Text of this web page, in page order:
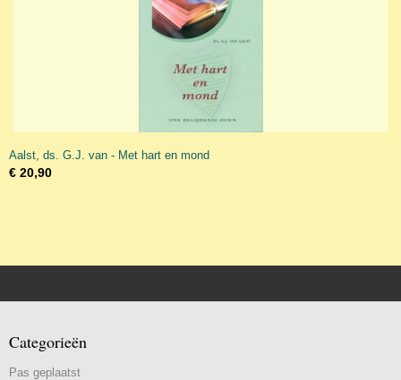
Aalst, ds. G.J. van - Met hart en mond
€ 20,90
Categorieën
Pas geplaatst